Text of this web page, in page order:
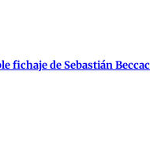
fichaje de Sebastián